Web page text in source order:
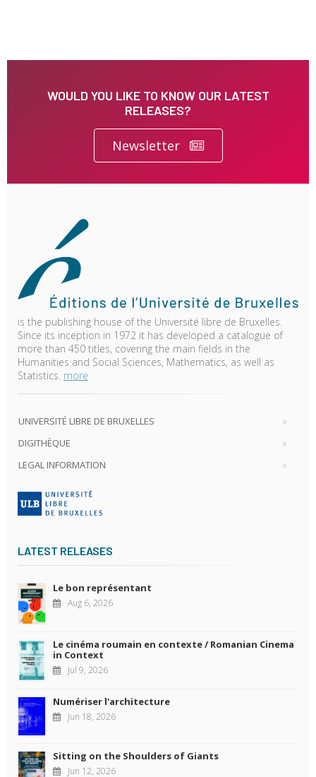
WOULD YOU LIKE TO KNOW OUR LATEST
RELEASES?
Newsletter
is the publishing house of the Université libre de Bruxelles.
Since its inception in 1972 it has developed a catalogue of
more than 450 titles, covering the main fields in the
Humanities and Social Sciences, Mathematics, as well as
Statistics. more
UNIVERSITÉ LIBRE DE BRUXELLES
DIGITHÈQUE
LEGAL INFORMATION
LATEST RELEASES
Le bon représentant
Aug 6, 2026
Le cinéma roumain en contexte / Romanian Cinema
in Context
Jul 9, 2026
Numériser l'architecture
Jun 18, 2026
Sitting on the Shoulders of Giants
Jun 12, 2026